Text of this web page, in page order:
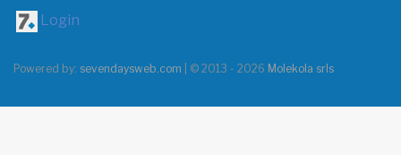
Login
Powered by: sevendaysweb.com | © 2013 - 2026 Molekola srls